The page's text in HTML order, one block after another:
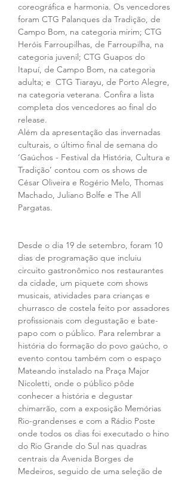
coreográfica e harmonia. Os vencedores
foram CTG Palanques da Tradição, de
Campo Bom, na categoria mirim; CTG
Heróis Farroupilhas, de Farroupilha, na
categoria juvenil; CTG Guapos do
Itapuí, de Campo Bom, na categoria
adulta; e  CTG Tiarayu, de Porto Alegre,
na categoria veterana. Confira a lista
completa dos vencedores ao final do
release.
Além da apresentação das invernadas
culturais, o último final de semana do
‘Gaúchos - Festival da História, Cultura e
Tradição’ contou com os shows de
César Oliveira e Rogério Melo, Thomas
Machado, Juliano Bolfe e The All
Pargatas.
Desde o dia 19 de setembro, foram 10
dias de programação que incluiu
circuito gastronômico nos restaurantes
da cidade, um piquete com shows
musicais, atividades para crianças e
churrasco de costela feito por assadores
profissionais com degustação e bate-
papo com o público. Para relembrar a
história do formação do povo gaúcho, o
evento contou também com o espaço
Mateando instalado na Praça Major
Nicoletti, onde o público pôde
conhecer a história e degustar
chimarrão, com a exposição Memórias
Rio-grandenses e com a Rádio Poste
onde todos os dias foi executado o hino
do Rio Grande do Sul nas quadras
centrais da Avenida Borges de
Medeiros, seguido de uma seleção de